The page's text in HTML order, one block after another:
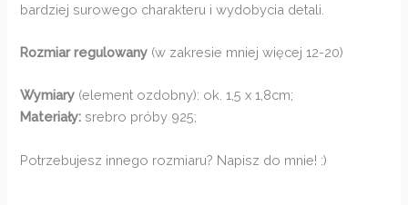
bardziej surowego charakteru i wydobycia detali.
Rozmiar regulowany (w zakresie mniej więcej 12-20)
Wymiary (element ozdobny): ok. 1,5 x 1,8cm;
Materiały: srebro próby 925;
Potrzebujesz innego rozmiaru? Napisz do mnie! :)